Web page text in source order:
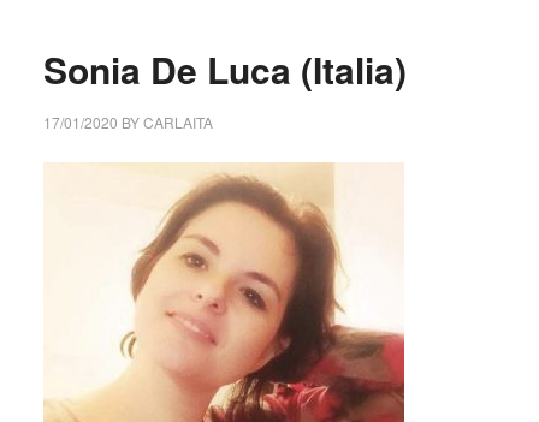
Sonia De Luca (Italia)
17/01/2020 BYCARLAITA